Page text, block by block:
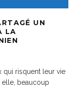
UN
LA
qui risquent leur vie
beaucoup